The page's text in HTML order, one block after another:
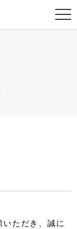
ただき、誠に